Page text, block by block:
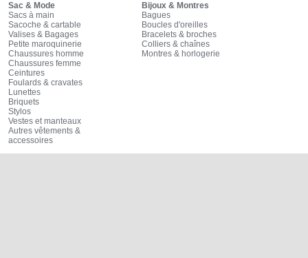
Sac & Mode
Sacs à main
Sacoche & cartable
Valises & Bagages
Petite maroquinerie
Chaussures homme
Chaussures femme
Ceintures
Foulards & cravates
Lunettes
Briquets
Stylos
Vestes et manteaux
Autres vêtements &
accessoires
Bijoux & Montres
Bagues
Boucles d'oreilles
Bracelets & broches
Colliers & chaînes
Montres & horlogerie